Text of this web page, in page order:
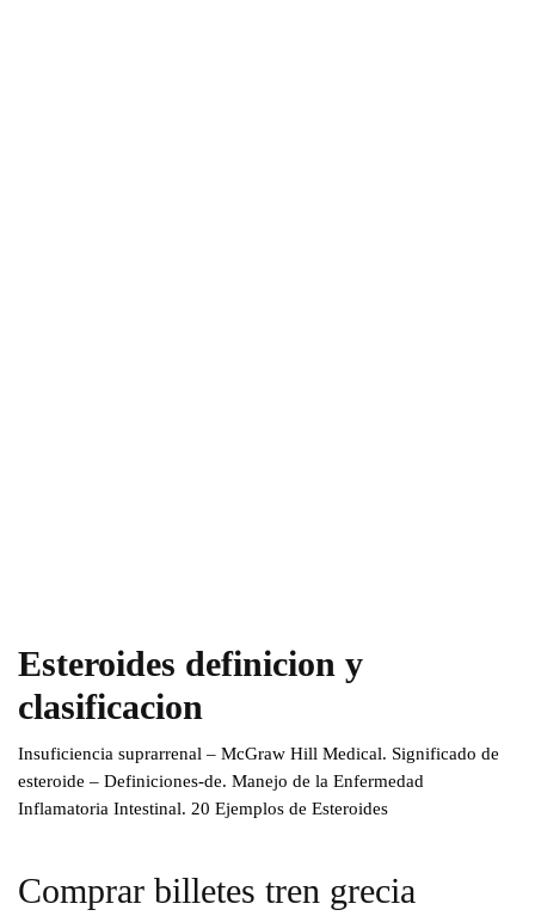
Esteroides definicion y
clasificacion
Insuficiencia suprarrenal – McGraw Hill Medical. Significado de
esteroide – Definiciones-de. Manejo de la Enfermedad
Inflamatoria Intestinal. 20 Ejemplos de Esteroides
Comprar billetes tren grecia